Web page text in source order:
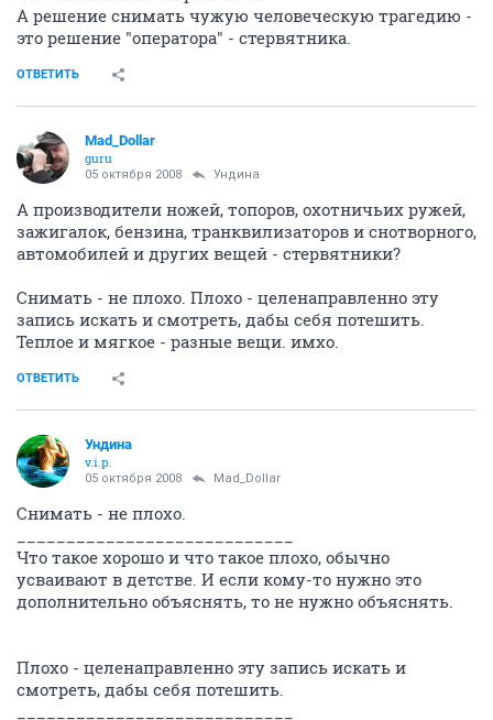
А решение снимать чужую человеческую трагедию -
это решение "оператора" - стервятника.
ОТВЕТИТЬ
Mad_Dollar
guru
05 октября 2008 Ундина
А производители ножей, топоров, охотничьих ружей,
зажигалок, бензина, транквилизаторов и снотворного,
автомобилей и других вещей - стервятники?
Снимать - не плохо. Плохо - целенаправленно эту
запись искать и смотреть, дабы себя потешить.
Теплое и мягкое - разные вещи. имхо.
ОТВЕТИТЬ
Ундина
v.i.p.
05 октября 2008 Mad_Dollar
Снимать - не плохо.
Что такое хорошо и что такое плохо, обычно
усваивают в детстве. И если кому-то нужно это
дополнительно объяснять, то не нужно объяснять.
Плохо - целенаправленно эту запись искать и
смотреть, дабы себя потешить.